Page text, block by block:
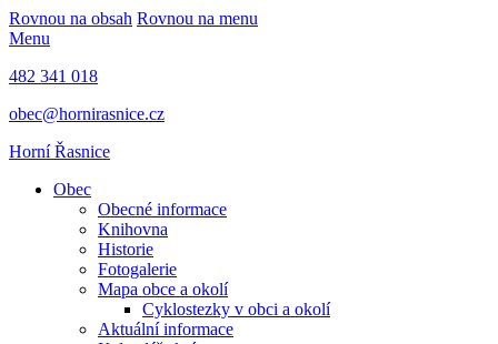
Rovnou na obsah Rovnou na menu
Menu
482 341 018
obec@hornirasnice.cz
Horní Řasnice
Obec
Obecné informace
Knihovna
Historie
Fotogalerie
Mapa obce a okolí
Cyklostezky v obci a okolí
Aktuální informace